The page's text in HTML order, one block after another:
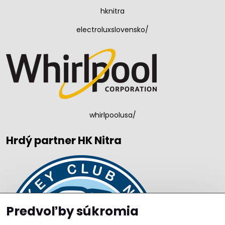
hknitra
electroluxslovensko/
whirlpoolusa/
Hrdý partner HK Nitra
Predvoľby súkromia